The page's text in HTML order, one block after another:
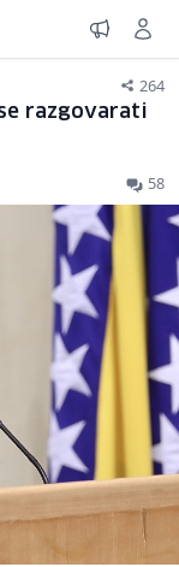
264
razgovarati
58